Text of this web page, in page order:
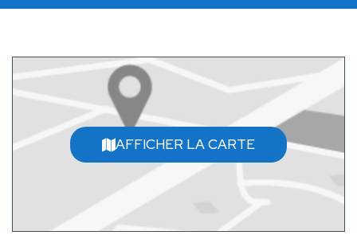
AFFICHER LA CARTE